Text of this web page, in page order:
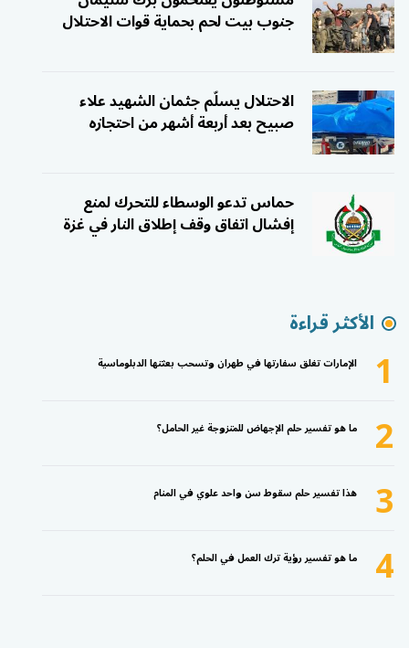
جنوب بيت لحم بحماية قوات الاحتلال
الاحتلال يسلّم جثمان الشهيد علاء
صبيح بعد أربعة أشهر من احتجازه
حماس تدعو الوسطاء للتحرك لمنع
إفشال اتفاق وقف إطلاق النار في غزة
الأكثر قراءة
1 الإمارات تغلق سفارتها في طهران وتسحب بعثتها الدبلوماسية
2 ما هو تفسير حلم الإجهاض للمتزوجة غير الحامل؟
3 هذا تفسير حلم سقوط سن واحد علوي في المنام
4 ما هو تفسير رؤية ترك العمل في الحلم؟